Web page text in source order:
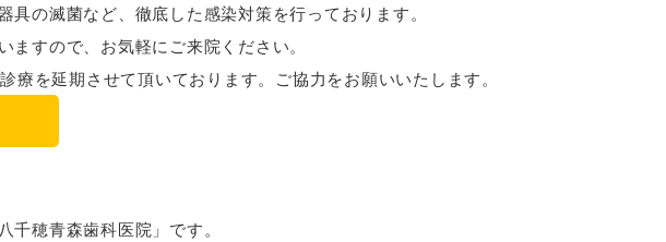
の滅菌など、徹底した感染対策を行っております。
すので、お気軽にご来院ください。
療を延期させて頂いております。ご協力をお願いいたします。
穂青森歯科医院」です。